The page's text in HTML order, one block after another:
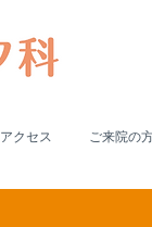
アクセス ご来院の